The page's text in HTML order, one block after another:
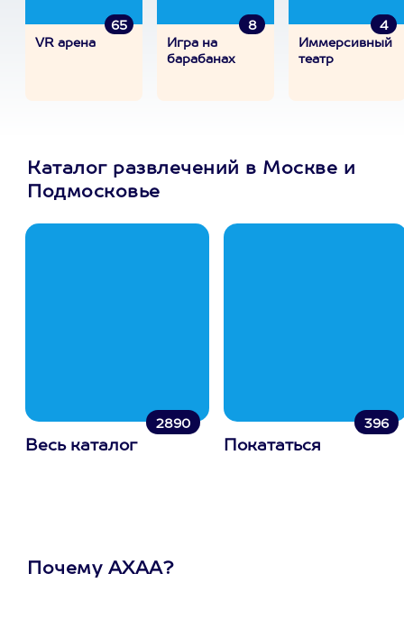
65
VR арена
8
Игра на
барабанах
4
Иммерсивный
театр
Каталог развлечений в Москве и
Подмосковье
2890
Весь каталог
396
Покататься
Почему АХАА?